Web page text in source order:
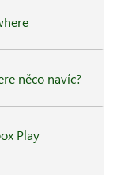
něco navíc?
Play